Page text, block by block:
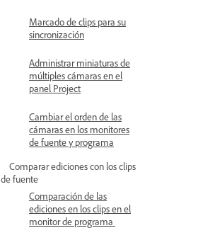
Marcado de clips para su
sincronización
Administrar miniaturas de
múltiples cámaras en el
panel Project
Cambiar el orden de las
cámaras en los monitores
de fuente y programa
Comparar ediciones con los clips
de fuente
Comparación de las
ediciones en los clips en el
monitor de programa